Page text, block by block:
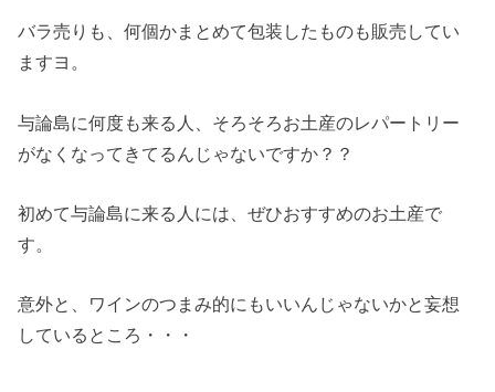
バラ売りも、何個かまとめて包装したものも販売してい
ますヨ。
与論島に何度も来る人、そろそろお土産のレパートリー
がなくなってきてるんじゃないですか？？
初めて与論島に来る人には、ぜひおすすめのお土産で
す。
意外と、ワインのつまみ的にもいいんじゃないかと妄想
しているところ・・・